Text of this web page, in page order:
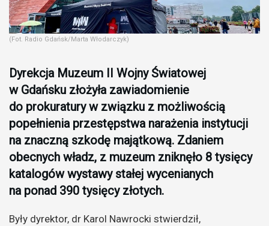
(Fot. Radio Gdańsk/Marta Włodarczyk)
Dyrekcja Muzeum II Wojny Światowej
w Gdańsku złożyła zawiadomienie
do prokuratury w związku z możliwością
popełnienia przestępstwa narażenia instytucji
na znaczną szkodę majątkową. Zdaniem
obecnych władz, z muzeum zniknęło 8 tysięcy
katalogów wystawy stałej wycenianych
na ponad 390 tysięcy złotych.
Były dyrektor, dr Karol Nawrocki stwierdził,